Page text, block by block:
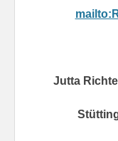
Jutta